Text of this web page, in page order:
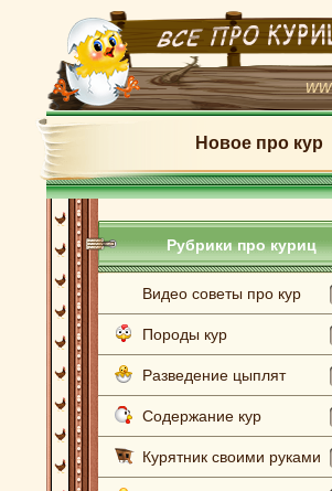
Новое про кур
Рубрики про куриц
Видео советы про кур
Породы кур
Разведение цыплят
Содержание кур
Курятник своими руками